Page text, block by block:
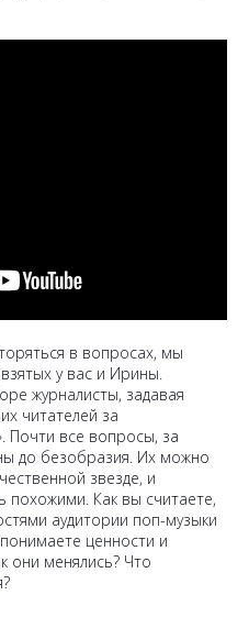
в вопросах, мы
у вас и Ирины.
журналисты, задавая
читателей за
Почти все вопросы, за
до безобразия. Их можно
звезде, и
похожими. Как вы считаете,
аудитории поп-музыки
ценности и
они менялись? Что